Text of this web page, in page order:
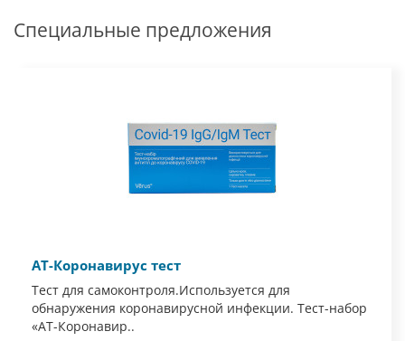
Специальные предложения
АТ-Коронавирус тест
Тест для самоконтроля.Используется для
обнаружения коронавирусной инфекции. Тест-набор
«АТ-Коронавир..